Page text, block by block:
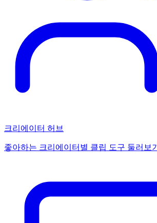
크리에이터 허브
좋아하는 크리에이터별 클립 도구 둘러보기